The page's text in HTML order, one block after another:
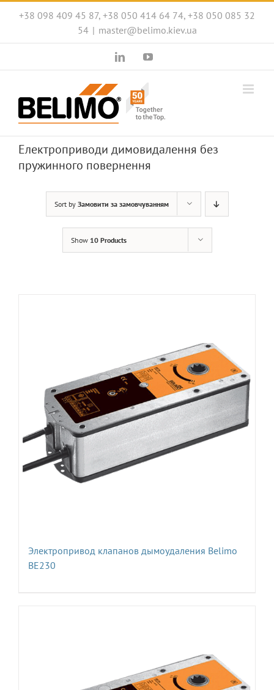
+38 098 409 45 87, +38 050 414 64 74, +38 050 085 32
54 | master@belimo.kiev.ua
LinkedInYouTube
Електроприводи димовидалення без
пружинного повернення
Sort by Замовити за замовчуванням
Show 10 Products
Электропривод клапанов дымоудаления Belimo
BE230